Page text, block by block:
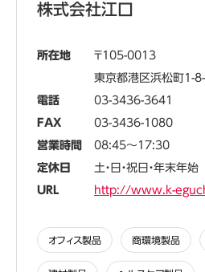
株式会社江口
所在地
105-0013
東京都港区浜松町1-8-
電話
03-3436-3641
FAX
03-3436-1080
営業時間
08:45～17:30
定休日
土・日・祝日・年末年始
URL
http://www.k-
オフィス製品 商環境製品